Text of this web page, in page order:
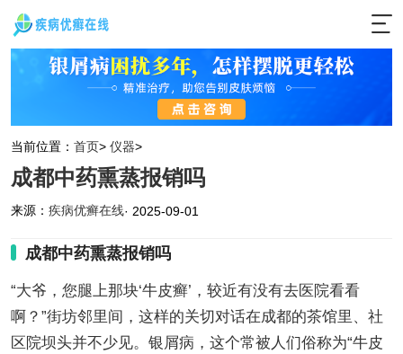
当前位置： 首页> 仪器>
成都中药熏蒸报销吗
来源： 疾病优癣在线· 2025-09-01
成都中药熏蒸报销吗
“大爷，您腿上那块‘牛皮癣’，较近有没有去医院看看
啊？”街坊邻里间，这样的关切对话在成都的茶馆里、社
区院坝头并不少见。银屑病，这个常被人们俗称为“牛皮